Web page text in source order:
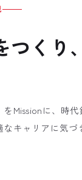
くり、
Missionに、時代
キャリアに気